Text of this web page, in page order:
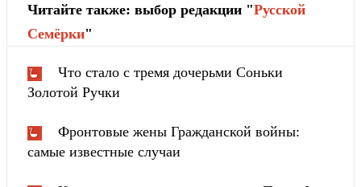
Читайте также: выбор редакции "Русской
Cемёрки"
Что стало с тремя дочерьми Соньки
Золотой Ручки
Фронтовые жены Гражданской войны:
самые известные случаи